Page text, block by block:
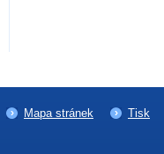
Mapa stránek Tisk